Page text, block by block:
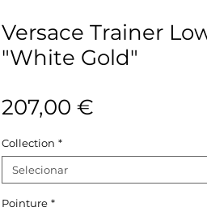
Versace Trainer
"White Gold"
207,00 €
Collection *
Selecionar
Pointure *